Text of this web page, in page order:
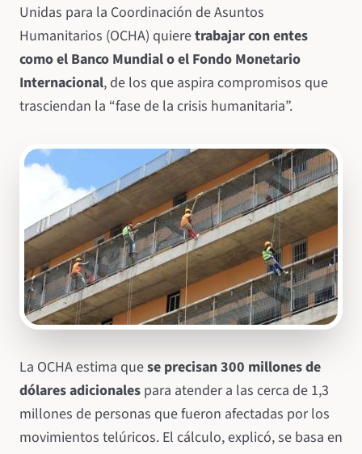
Unidas para la Coordinación de Asuntos
Humanitarios (OCHA) quieretrabajar con entes
como el Banco Mundial o el Fondo Monetario
Internacional, de los que aspira compromisos que
trasciendan la “fase de la crisis humanitaria”.
La OCHA estima quese precisan 300 millones de
dólares adicionales para atender a las cerca de 1,3
millones de personas que fueron afectadas por los
movimientos telúricos. El cálculo, explicó, se basa en